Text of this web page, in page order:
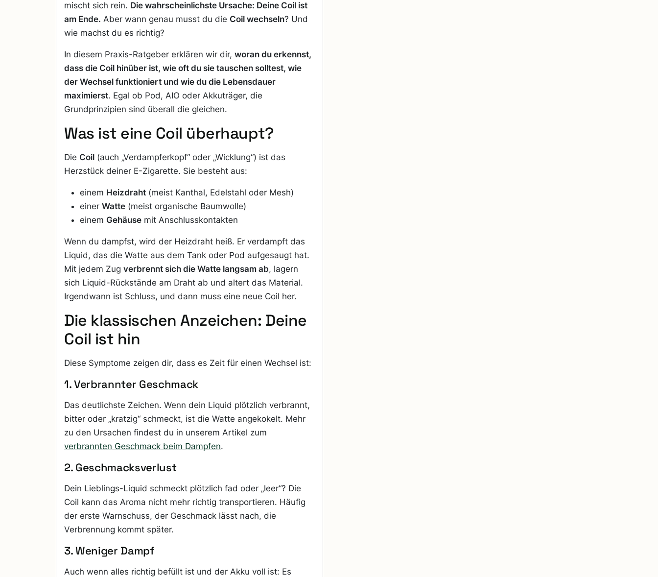
mischt sich rein. Die wahrscheinlichste Ursache: Deine Coil ist
am Ende. Aber wann genau musst du die Coil wechseln? Und
wie machst du es richtig?
In diesem Praxis-Ratgeber erklären wir dir, woran du erkennst,
dass die Coil hinüber ist, wie oft du sie tauschen solltest, wie
der Wechsel funktioniert und wie du die Lebensdauer
maximierst. Egal ob Pod, AIO oder Akkuträger, die
Grundprinzipien sind überall die gleichen.
Was ist eine Coil überhaupt?
Die Coil (auch „Verdampferkopf“ oder „Wicklung“) ist das
Herzstück deiner E-Zigarette. Sie besteht aus:
einem Heizdraht (meist Kanthal, Edelstahl oder Mesh)
einer Watte (meist organische Baumwolle)
einem Gehäuse mit Anschlusskontakten
Wenn du dampfst, wird der Heizdraht heiß. Er verdampft das
Liquid, das die Watte aus dem Tank oder Pod aufgesaugt hat.
Mit jedem Zug verbrennt sich die Watte langsam ab, lagern
sich Liquid-Rückstände am Draht ab und altert das Material.
Irgendwann ist Schluss, und dann muss eine neue Coil her.
Die klassischen Anzeichen: Deine
Coil ist hin
Diese Symptome zeigen dir, dass es Zeit für einen Wechsel ist:
1. Verbrannter Geschmack
Das deutlichste Zeichen. Wenn dein Liquid plötzlich verbrannt,
bitter oder „kratzig“ schmeckt, ist die Watte angekokelt. Mehr
zu den Ursachen findest du in unserem Artikel zum
verbrannten Geschmack beim Dampfen.
2. Geschmacksverlust
Dein Lieblings-Liquid schmeckt plötzlich fad oder „leer“? Die
Coil kann das Aroma nicht mehr richtig transportieren. Häufig
der erste Warnschuss, der Geschmack lässt nach, die
Verbrennung kommt später.
3. Weniger Dampf
Auch wenn alles richtig befüllt ist und der Akku voll ist: Es